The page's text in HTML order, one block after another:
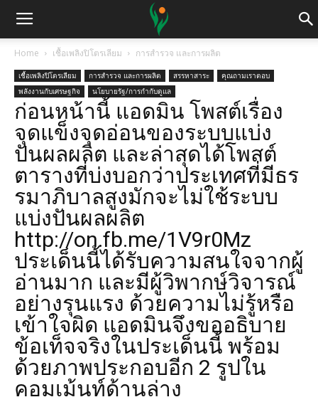
Home เชื้อเพลิงปิโตรเลียม การสำรวจ และการผลิต
เชื้อเพลิงปิโตรเลียม การสำรวจ และการผลิต สรรหาสาระ
คุณถามเราตอบ
พลังงานกับเศรษฐกิจ
นโยบายรัฐ/การกำกับดูแล
ก่อนหน้านี้ แอดมิน โพสต์เรื่อง
จุดแข็งจุดอ่อนของระบบแบ่ง
ปันผลผลิต และล่าสุดได้โพสต์
ตารางที่บ่งบอกว่าประเทศที่มีธร
รมาภิบาลสูงมักจะไม่ใช้ระบบ
แบ่งปันผลผลิต
http://on.fb.me/1V9r0Mz
ประเด็นนี้ได้รับความสนใจจากผู้
อ่านมาก และมีผู้วิพากษ์วิจารณ์
อย่างรุนแรง ด้วยความไม่รู้หรือ
เข้าใจผิด แอดมินจึงขออธิบาย
ข้อเท็จจริงในประเด็นนี้ พร้อม
ด้วยภาพประกอบอีก 2 รูปใน
คอมเม้นท์ด้านล่าง